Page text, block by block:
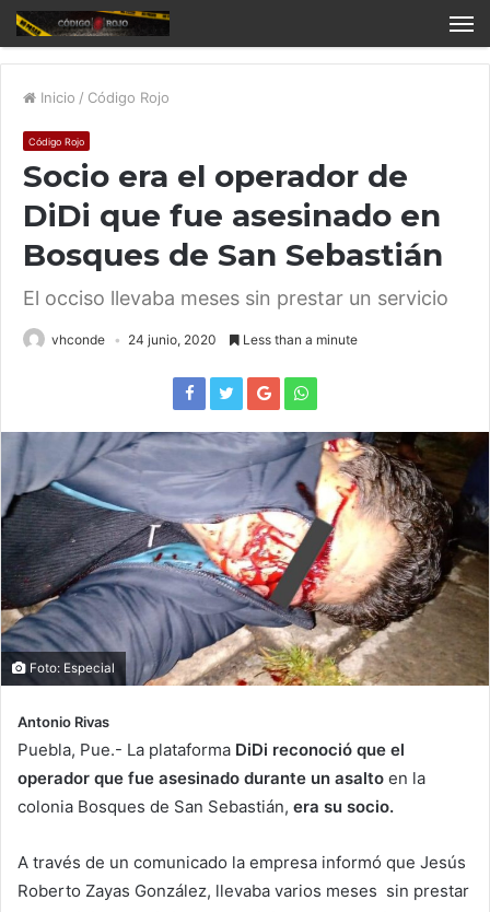
Inicio / Código Rojo
Código Rojo
Socio era el operador de
DiDi que fue asesinado en
Bosques de San Sebastián
El occiso llevaba meses sin prestar un servicio
vhconde 24 junio, 2020 Less than a minute
Foto: Especial
Antonio Rivas
Puebla, Pue.- La plataforma DiDi reconoció que el
operador que fue asesinado durante un asalto en la
colonia Bosques de San Sebastián, era su socio.
A través de un comunicado la empresa informó que Jesús
Roberto Zayas González, llevaba varios meses sin prestar